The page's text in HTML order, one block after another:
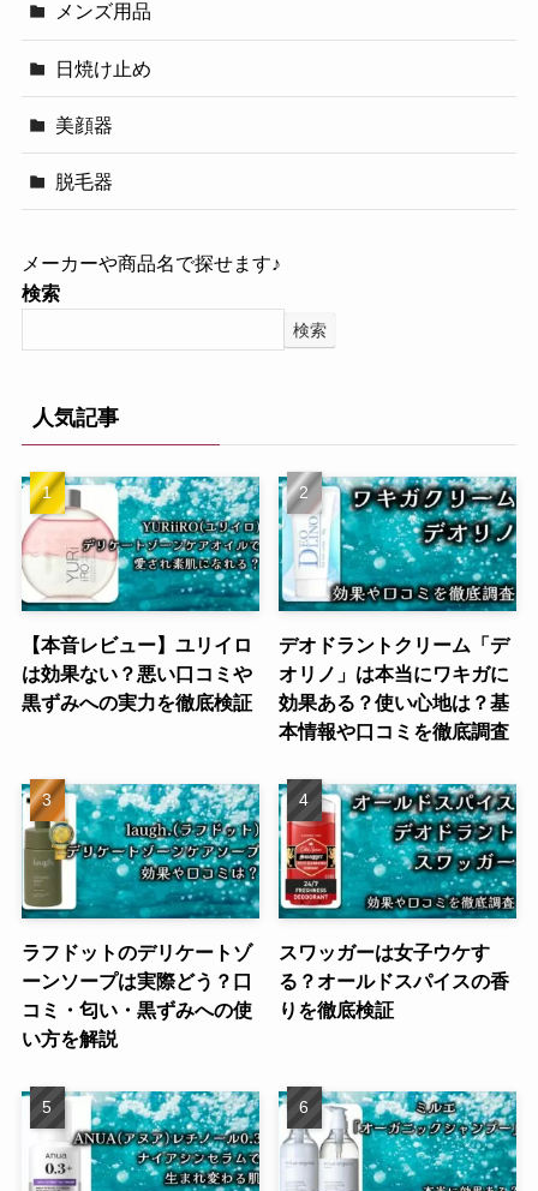
メンズ用品
日焼け止め
美顔器
脱毛器
メーカーや商品名で探せます♪
検索
検索
人気記事
【本音レビュー】ユリイロ
は効果ない？悪い口コミや
黒ずみへの実力を徹底検証
デオドラントクリーム「デ
オリノ」は本当にワキガに
効果ある？使い心地は？基
本情報や口コミを徹底調査
ラフドットのデリケートゾ
ーンソープは実際どう？口
コミ・匂い・黒ずみへの使
い方を解説
スワッガーは女子ウケす
る？オールドスパイスの香
りを徹底検証